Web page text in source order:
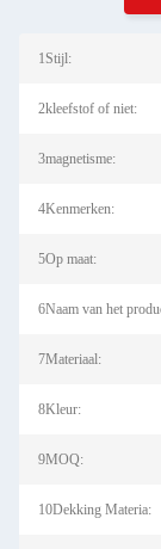
1Stijl:
2kleefstof of niet:
3magnetisme:
4Kenmerken:
5Op maat:
6Naam van het
7Materiaal:
8Kleur:
9MOQ:
10Dekking Materia: